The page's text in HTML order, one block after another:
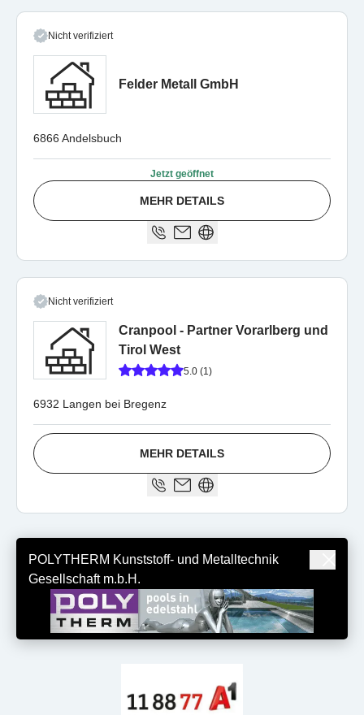
Nicht verifiziert
Felder Metall GmbH
6866 Andelsbuch
Jetzt geöffnet
MEHR DETAILS
Nicht verifiziert
Cranpool - Partner Vorarlberg und
Tirol West
5.0 (1)
6932 Langen bei Bregenz
MEHR DETAILS
POLYTHERM Kunststoff- und Metalltechnik
Gesellschaft m.b.H.